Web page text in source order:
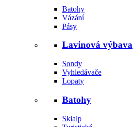
Batohy
Vázání
Pásy
Lavinová výbava
Sondy
Vyhledávače
Lopaty
Batohy
Skialp